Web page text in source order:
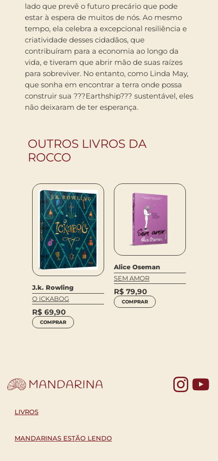
lado que prevê o futuro precário que pode
estar à espera de muitos de nós. Ao mesmo
tempo, ela celebra a excepcional resiliência e
criatividade desses cidadãos, que
contribuíram para a economia ao longo da
vida, e tiveram que abrir mão de suas raízes
para sobreviver. No entanto, como Linda May,
que sonha em encontrar a terra onde possa
construir sua ???Earthship??? sustentável, eles
não deixaram de ter esperança.
OUTROS LIVROS DA
ROCCO
J.k. Rowling
O ICKABOG
R$ 69,90
COMPRAR
Alice Oseman
SEM AMOR
R$ 79,90
COMPRAR
LIVROS
MANDARINAS ESTÃO LENDO